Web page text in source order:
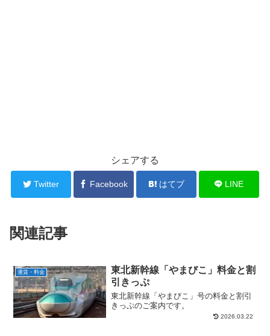
シェアする
Twitter Facebook はてブ LINE
関連記事
運賃・料金
東北新幹線「やまびこ」料金と割
引きっぷ
東北新幹線「やまびこ」号の料金と割引
きっぷのご案内です。
2026.03.22